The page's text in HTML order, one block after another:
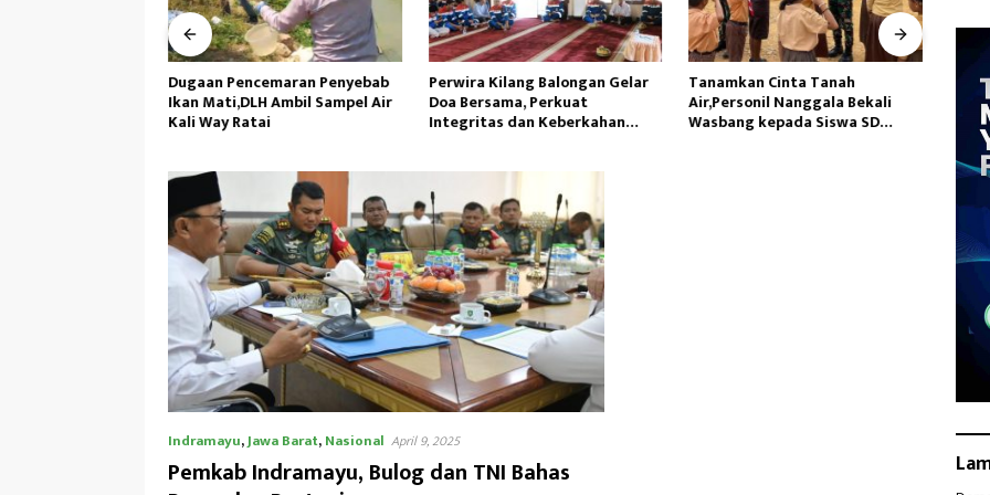
Dugaan Pencemaran Penyebab
Ikan Mati,DLH Ambil Sampel Air
Kali Way Ratai
Perwira Kilang Balongan Gelar
Doa Bersama, Perkuat
Integritas dan Keberkahan
Tanamkan Cinta Tanah
Air,Personil Nanggala Bekali
Wasbang kepada Siswa SD
Indramayu,Jawa Barat,Nasional April 9, 2025
Pemkab Indramayu, Bulog dan TNI Bahas